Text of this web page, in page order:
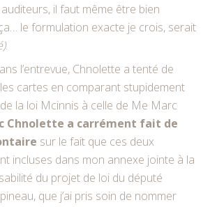
il faut même être bien
le formulation exacte je crois, serait
.
l’entrevue, Chnolette a tenté de
cartes en comparant stupidement
la loi Mcinnis à celle de Me Marc
Chnolette a carrément fait de
sur le fait que ces deux
incluses dans mon annexe jointe à la
du projet de loi du député
que j’ai pris soin de nommer